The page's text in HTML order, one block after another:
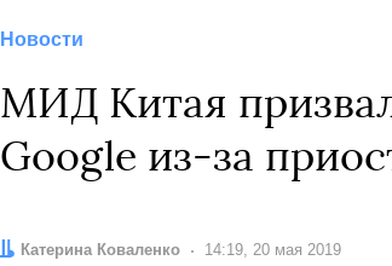
Новости
МИД Китая
Google из-за
Автор:
Катерина Коваленко Дата:
14:19, 20 мая 2019